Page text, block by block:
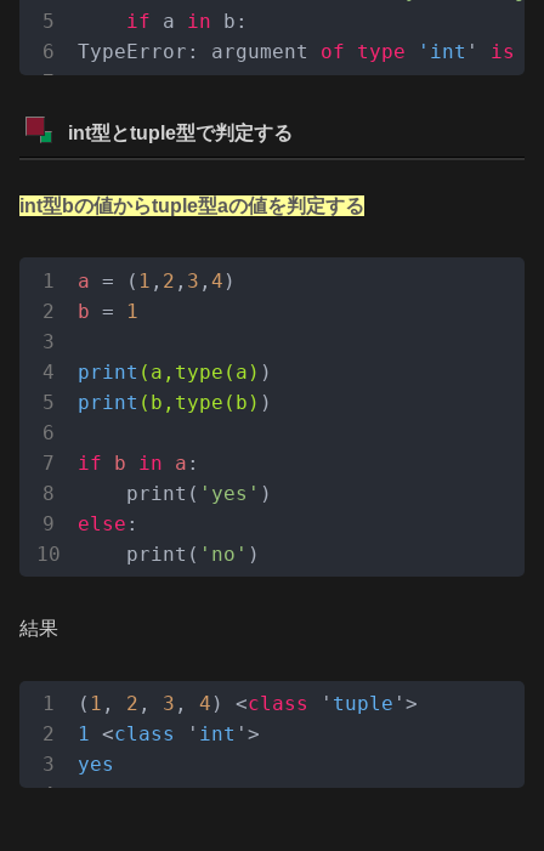
if a in b:
TypeError: argument of type 'int ' is
int型とtuple型で判定する
int型bの値からtuple型aの値を判定する
a = ( 1 , 2 , 3 , 4
b = 1
print (a,type(a)
print (b,type(b) )
if b in a :
    print(
'yes'
else :
    print(
'no' )
結果
( 1 , 2 , 3 , 4 ) <class ' tuple
1 <class ' int
yes